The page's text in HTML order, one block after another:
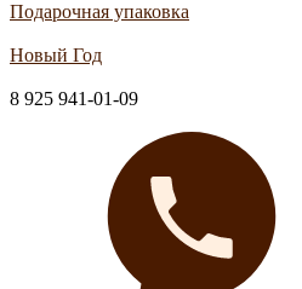
Подарочная упаковка
Новый Год
8 925 941-01-09